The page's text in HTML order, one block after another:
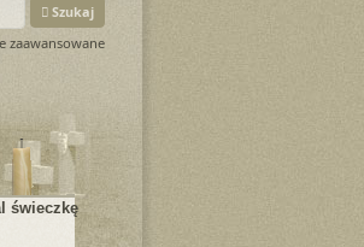
Szukaj
zaawansowane
świeczkę